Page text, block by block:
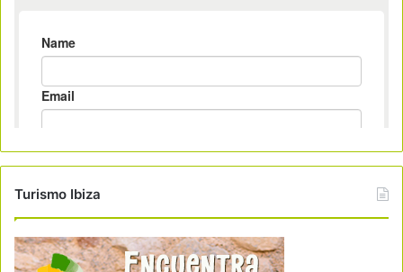
Turismo Ibiza